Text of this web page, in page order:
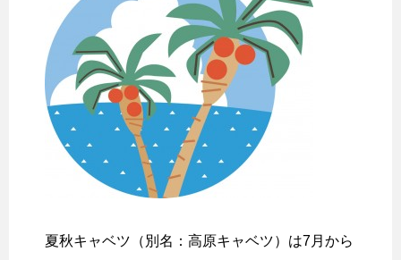
夏秋キャベツ（別名：高原キャベツ）は7月から